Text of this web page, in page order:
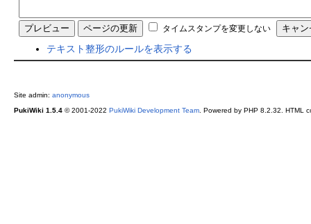
タイムスタンプを変更しない
テキスト整形のルールを表示する
Site admin: anonymous
PukiWiki 1.5.4© 2001-2022 PukiWiki Development Team. Powered by PHP 8.2.32. HTML